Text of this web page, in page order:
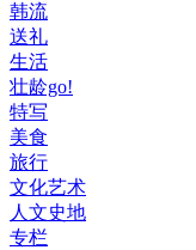
韩流
送礼
生活
壮龄go!
特写
美食
旅行
文化艺术
人文史地
专栏